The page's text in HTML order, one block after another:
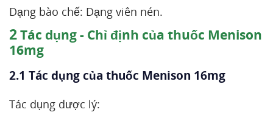
Dạng bào chế: Dạng viên nén.
2Tác dụng - Chỉ định của thuốc Menison
16mg
2.1 Tác dụng của thuốc Menison 16mg
Tác dụng dược lý: